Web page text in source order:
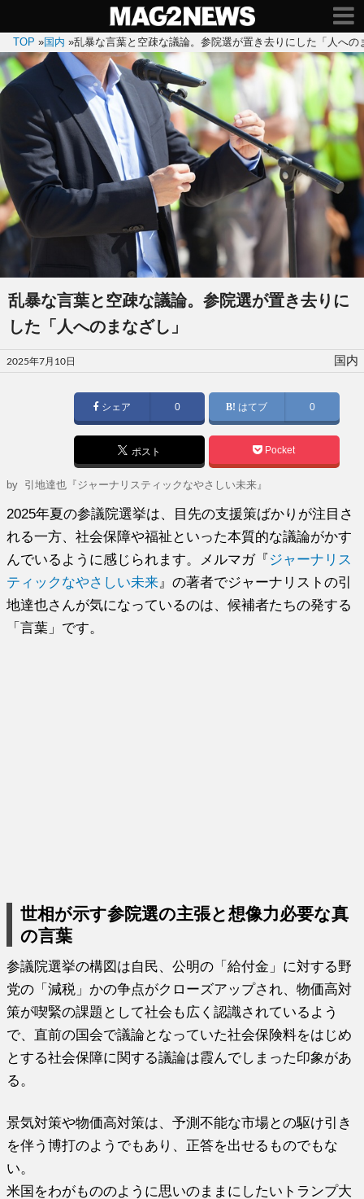
TOP »国内 »乱暴な言葉と空疎な議論。参院選が置き去りにした「人への
乱暴な言葉と空疎な議論。参院選が置き去りに
した「人へのまなざし」
投
稿
2025年7月10日 国内
シェア 0 はてブ 0
ポスト Pocket
by 引地達也『ジャーナリスティックなやさしい未来』
2025年夏の参議院選挙は、目先の支援策ばかりが注目さ
れる一方、社会保障や福祉といった本質的な議論がかす
んでいるように感じられます。メルマガ『 ジャーナリス
ティックなやさしい未来 』の著者でジャーナリストの引
地達也さんが気になっているのは、候補者たちの発する
「言葉」です。
世相が示す参院選の主張と想像力必要な真
の言葉
参議院選挙の構図は自民、公明の「給付金」に対する野
党の「減税」かの争点がクローズアップされ、物価高対
策が喫緊の課題として社会も広く認識されているよう
で、直前の国会で議論となっていた社会保険料をはじめ
とする社会保障に関する議論は霞んでしまった印象があ
る。
景気対策や物価高対策は、予測不能な市場との駆け引き
を伴う博打のようでもあり、正答を出せるものでもな
い。
米国をわがもののように思いのままにしたいトランプ大